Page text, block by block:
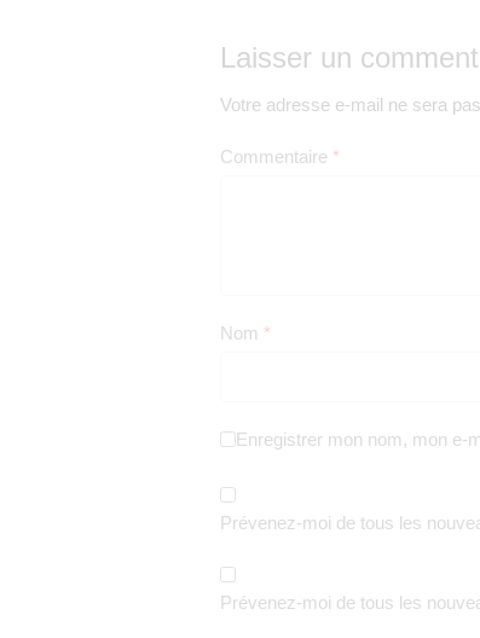
Laisser un
Votre adresse e-mail ne sera
Commentaire *
Nom *
Enregistrer mon nom, mon e-
Prévenez-moi de tous les
Prévenez-moi de tous les